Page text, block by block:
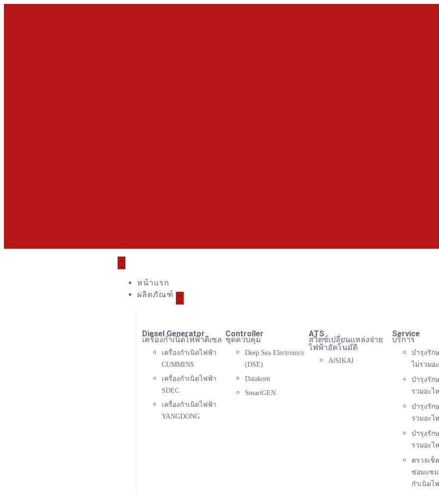
หน้าแรก
ผลิตภัณฑ์
Diesel Generator
เครื่องกำเนิดไฟฟ้าดีเซล
เครื่องกำเนิดไฟฟ้า
CUMMINS
เครื่องกำเนิดไฟฟ้า
SDEC
เครื่องกำเนิดไฟฟ้า
YANGDONG
Controller
ชุดควบคุม
Deep Sea Electronics
(DSE)
Datakom
SmartGEN
ATS
สวิตซ์เปลี่ยนแหล่งจ่าย
ไฟฟ้าอัตโนมัติ
AiSIKAI
Service
บริการ
บำรุงรัก
ไม่รวมอ
บำรุงรัก
รวมอะไ
บำรุงรัก
รวมอะไ
บำรุงรัก
รวมอะไ
ตรวจเช็
ซ่อมแซม
กำเนิดไ